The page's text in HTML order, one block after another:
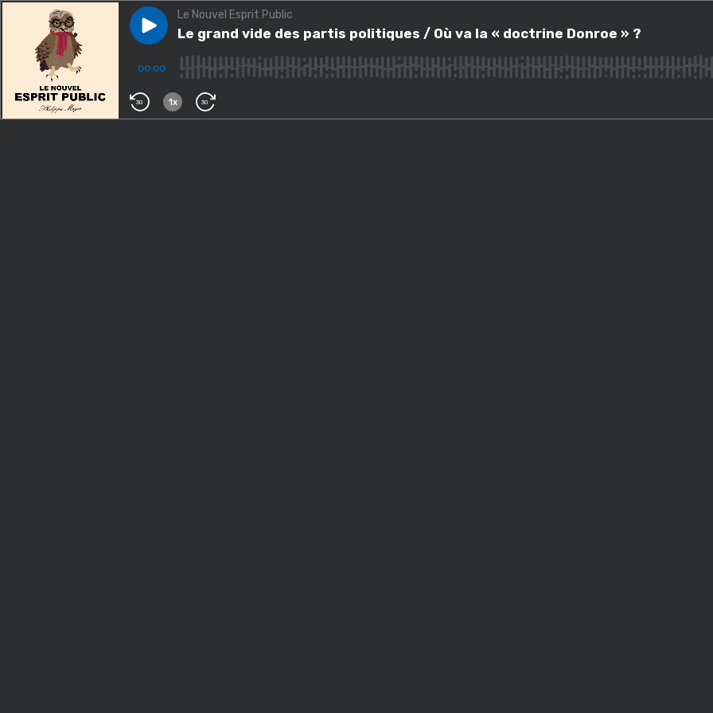
Play episodeLe grand vide des partis politiques / Où va la « doctrine Donroe » ?
Le Nouvel Esprit Public
Le grand vide des partis politiques / Où va la « doctrine Donroe » ?
00:00
30 1x 30